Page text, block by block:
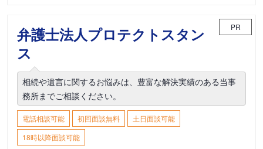
弁護士法人プロテクトスタン
ス
PR
相続や遺言に関するお悩みは、豊富な解決実績のある当事
務所までご相談ください。
電話相談可能 初回面談無料
土日面談可能
18時以降面談可能